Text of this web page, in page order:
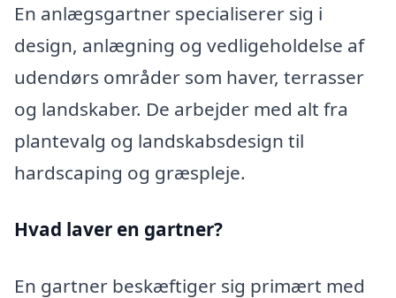
En anlægsgartner specialiserer sig i
design, anlægning og vedligeholdelse af
udendørs områder som haver, terrasser
og landskaber. De arbejder med alt fra
plantevalg og landskabsdesign til
hardscaping og græspleje.
Hvad laver en gartner?
En gartner beskæftiger sig primært med